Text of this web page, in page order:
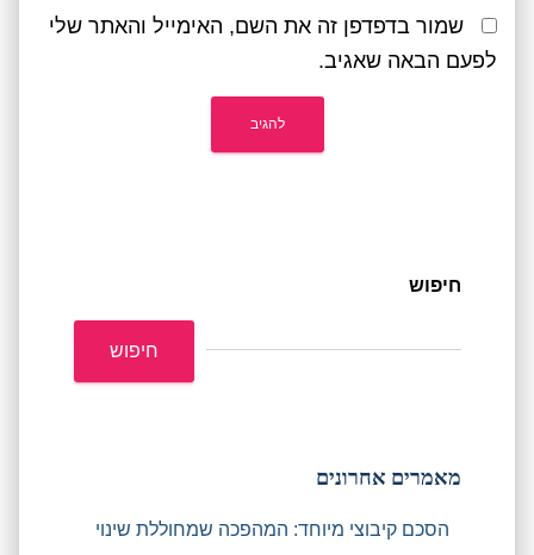
שמור בדפדפן זה את השם, האימייל והאתר שלי
לפעם הבאה שאגיב.
חיפוש
חיפוש
מאמרים אחרונים
הסכם קיבוצי מיוחד: המהפכה שמחוללת שינוי